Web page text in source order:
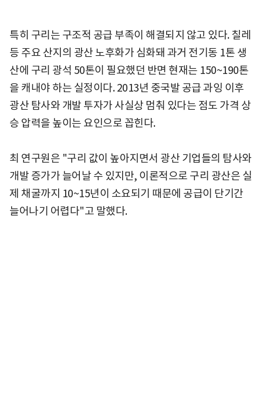
특히 구리는 구조적 공급 부족이 해결되지 않고 있다. 칠레
등 주요 산지의 광산 노후화가 심화돼 과거 전기동 1톤 생
산에 구리 광석 50톤이 필요했던 반면 현재는 150~190톤
을 캐내야 하는 실정이다. 2013년 중국발 공급 과잉 이후
광산 탐사와 개발 투자가 사실상 멈춰 있다는 점도 가격 상
승 압력을 높이는 요인으로 꼽힌다.
최 연구원은 "구리 값이 높아지면서 광산 기업들의 탐사와
개발 증가가 늘어날 수 있지만, 이론적으로 구리 광산은 실
제 채굴까지 10~15년이 소요되기 때문에 공급이 단기간
늘어나기 어렵다"고 말했다.